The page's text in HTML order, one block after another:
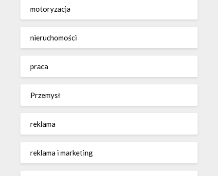
motoryzacja
nieruchomości
praca
Przemysł
reklama
reklama i marketing